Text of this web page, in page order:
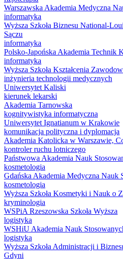
Warszawska Akademia Medyczna
informatyka
Wyższa Szkoła Biznesu National-
Sączu
informatyka
Polsko-Japońska Akademia Technik
informatyka
Wyższa Szkoła Kształcenia
inżynieria technologii medycznych
Uniwersytet Kaliski
kierunek lekarski
Akademia Tarnowska
kognitywistyka informatyczna
Uniwersytet Ignatianum w Krakowie
komunikacja polityczna i dyplomacja
Akademia Katolicka w Warszawie,
kontroler ruchu lotniczego
Państwowa Akademia Nauk
kosmetologia
Gdańska Akademia Medyczna Nauk
kosmetologia
Wyższa Szkoła Kosmetyki i Nauk o
kryminologia
WSPiA Rzeszowska Szkoła Wyższa
logistyka
WSHiU Akademia Nauk
logistyka
Wyższa Szkoła Administracji i
Gdyni